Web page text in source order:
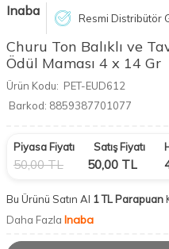
Inaba Resmi Distribütör
Churu Ton Balıklı ve
Ödül Maması 4 x 14 Gr
Ürün Kodu: PET-EUD612
Barkod: 8859387701077
Piyasa Fiyatı
50,00TL
Satış Fiyatı
50,00 TL
Bu Ürünü Satın Al 1 TL Parapuan
Daha Fazla Inaba